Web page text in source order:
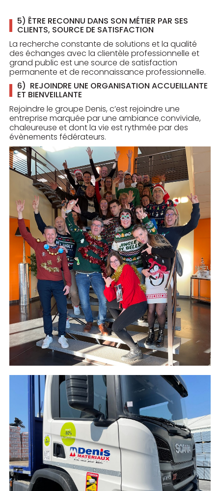
5) ÊTRE RECONNU DANS SON MÉTIER PAR SES
CLIENTS, SOURCE DE SATISFACTION
La recherche constante de solutions et la qualité
des échanges avec la clientèle professionnelle et
grand public est une source de satisfaction
permanente et de reconnaissance professionnelle.
6) REJOINDRE UNE ORGANISATION ACCUEILLANTE
ET BIENVEILLANTE
Rejoindre le groupe Denis, c’est rejoindre une
entreprise marquée par une ambiance conviviale,
chaleureuse et dont la vie est rythmée par des
évènements fédérateurs.